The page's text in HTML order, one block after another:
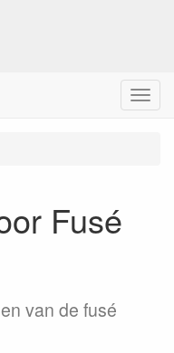
Menu
Fusé
van de fusé